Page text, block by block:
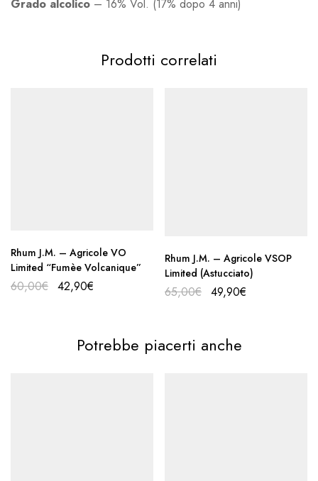
Grado alcolico – 16% Vol. (17% dopo 4 anni)
Prodotti correlati
Rhum J.M. – Agricole VO
Limited “Fumèe Volcanique”
60,00€ 42,90€
Rhum J.M. – Agricole VSOP
Limited (Astucciato)
65,00€ 49,90€
Potrebbe piacerti anche